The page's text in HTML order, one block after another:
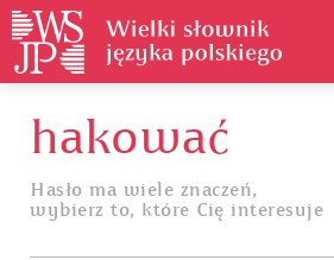
Historia słownika
Jak korzystać
hakować
Hasło ma wiele znaczeń,
wybierz to, które Cię interesuje